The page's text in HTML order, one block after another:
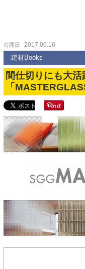
公開日 2017.06.16
建材Books
間仕切りにも大
「